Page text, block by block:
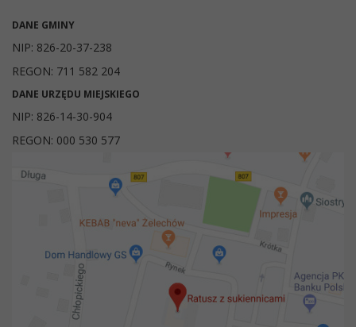
DANE GMINY
NIP: 826-20-37-238
REGON: 711 582 204
DANE URZĘDU MIEJSKIEGO
NIP: 826-14-30-904
REGON: 000 530 577